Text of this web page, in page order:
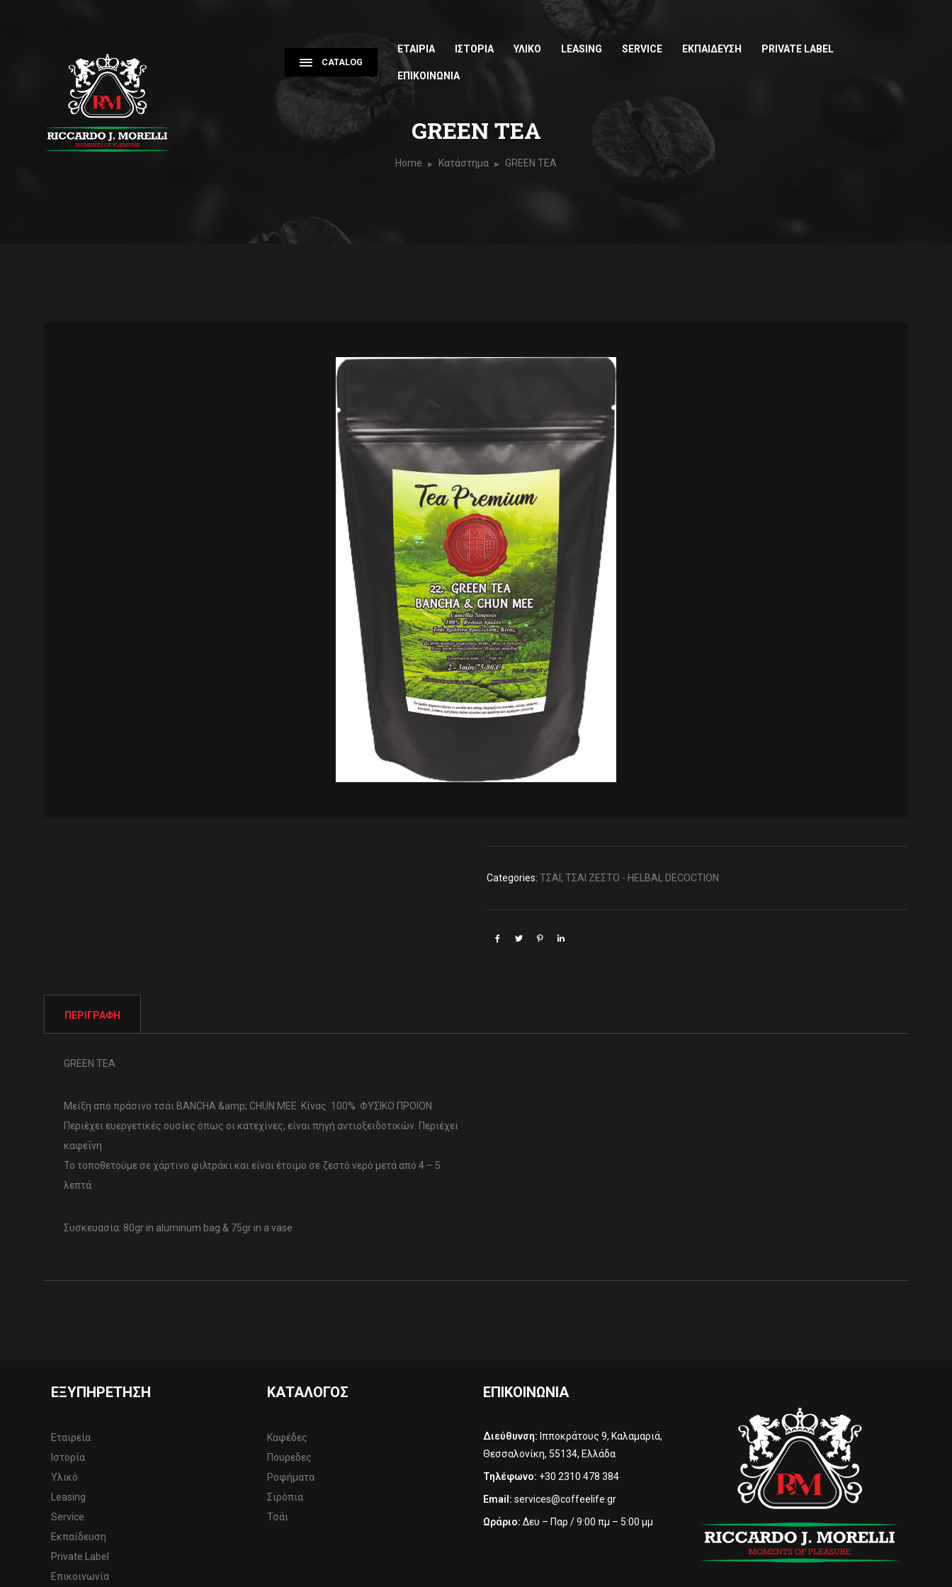
CATALOG
ΕΤΑΙΡΙΑ ΙΣΤΟΡΙΑ ΥΛΙΚΟ LEASING SERVICE ΕΚΠΑΙΔΕΥΣΗ PRIVATE LABEL
ΕΠΙΚΟΙΝΩΝΙΑ
GREEN TEA
Home Κατάστημα GREEN TEA
Categories: ΤΣΑΙ, ΤΣΑΙ ΖΕΣΤΟ - HELBAL DECOCTION
ΠΕΡΙΓΡΑΦΉ
GREEN TEA
Μείξη από πράσινο τσάι BANCHA &amp; CHUN MEE Κίνας 100% ΦΥΣΙΚΟ ΠΡΟΙΟΝ
Περιέχει ευεργετικές ουσίες όπως οι κατεχίνες, είναι πηγή αντιοξειδοτικών. Περιέχει
καφεΐνη
Το τοποθετούμε σε χάρτινο φιλτράκι και είναι έτοιμο σε ζεστό νερό μετά από 4 – 5
λεπτά.
Συσκευασία: 80gr in aluminum bag & 75gr in a vase
ΕΞΥΠΗΡΈΤΗΣΗ
Εταιρεία
Ιστορία
Υλικό
Leasing
Service
Εκπαίδευση
Private Label
Επικοινωνία
ΚΑΤΆΛΟΓΟΣ
Καφέδες
Πουρεδες
Ροφήματα
Σιρόπια
Τσάι
ΕΠΙΚΟΙΝΩΝΊΑ
Διεύθυνση: Ιπποκράτους 9, Καλαμαριά,
Θεσσαλονίκη, 55134, Ελλάδα
Τηλέφωνο: +30 2310 478 384‬
Email: services@coffeelife.gr
Ωράριο: Δευ – Παρ / 9:00 πμ – 5:00 μμ